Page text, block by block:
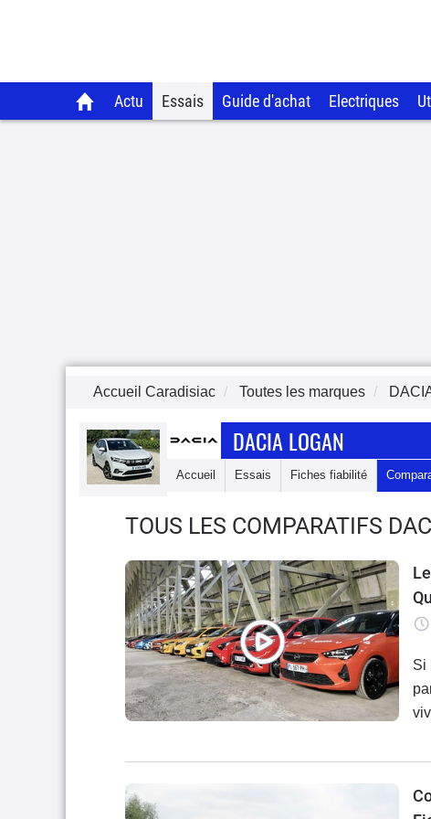
Actu Essais Guide d'achat Electriques
Accueil Caradisiac Toutes les marques
DACIA LOGAN
Accueil Essais Fiches fiabilité
TOUS LES COMPARATIFS
Si
à